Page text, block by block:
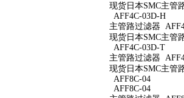
现货日本SMC主管
AFF4C-03D-H
主管路过滤器
现货日本SMC主管
AFF4C-03D-T
主管路过滤器
现货日本SMC主管
AFF8C-04
AFF8C-04